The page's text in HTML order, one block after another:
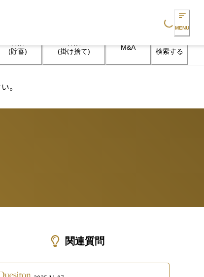
Loading... MENU
(貯蓄)
(掛け捨て)
M&A 検索する
。
関連質問